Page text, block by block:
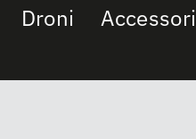
Droni Accessori